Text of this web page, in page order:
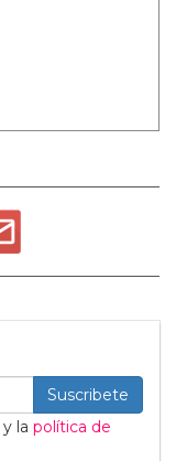
Suscribete
y la política de